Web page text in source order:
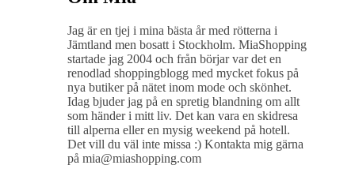
Jag är en tjej i mina bästa år med rötterna i
Jämtland men bosatt i Stockholm. MiaShopping
startade jag 2004 och från börjar var det en
renodlad shoppingblogg med mycket fokus på
nya butiker på nätet inom mode och skönhet.
Idag bjuder jag på en spretig blandning om allt
som händer i mitt liv. Det kan vara en skidresa
till alperna eller en mysig weekend på hotell.
Det vill du väl inte missa :) Kontakta mig gärna
på mia@miashopping.com